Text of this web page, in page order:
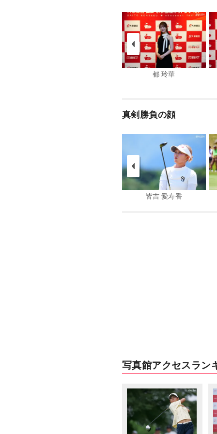
都 玲華
真剣勝負の顔
皆吉 愛寿香
写真館アクセスラン